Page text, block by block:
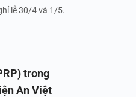
lễ 30/4 và 1/5.
trong
An Việt